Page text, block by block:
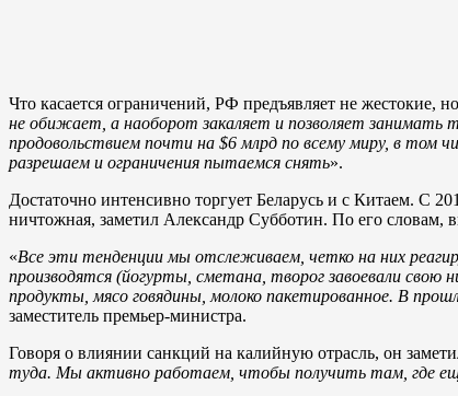
Что касается ограничений, РФ предъявляет не жестокие,
не обижает, а наоборот закаляет и позволяет занимать
продовольствием почти на $6 млрд по всему миру, в том
разрешаем и ограничения пытаемся снять».
Достаточно интенсивно торгует Беларусь и с Китаем. С
ничтожная, заметил Александр Субботин. По его словам,
«Все эти тенденции мы отслеживаем, четко на них
производятся (йогурты, сметана, творог завоевали
продукты, мясо говядины, молоко пакетированное. В
заместитель премьер-министра.
Говоря о влиянии санкций на калийную отрасль, он
туда. Мы активно работаем, чтобы получить там, где